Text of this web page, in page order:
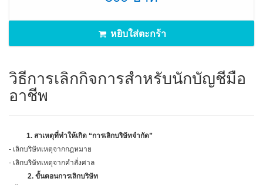
หยิบใส่ตะกร้า
วิธีการเลิกกิจการสำหรับนักบัญชีมือ
อาชีพ
1. สาเหตุที่ทำให้เกิด “การเลิกบริษัทจำกัด”
- เลิกบริษัทเหตุจากกฎหมาย
- เลิกบริษัทเหตุจากคำสั่งศาล
2. ขั้นตอนการเลิกบริษัท